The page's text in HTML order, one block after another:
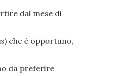
dal mese di
) che è opportuno,
da preferire